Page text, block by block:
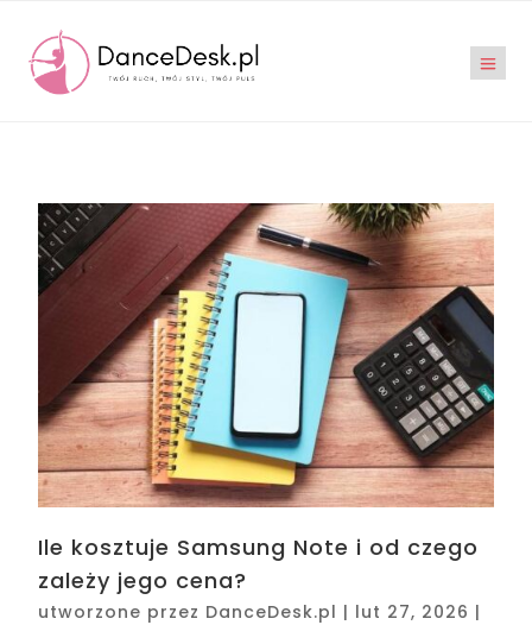
Ile kosztuje Samsung Note i od czego
zależy jego cena?
utworzone przez DanceDesk.pl | lut 27, 2026 |